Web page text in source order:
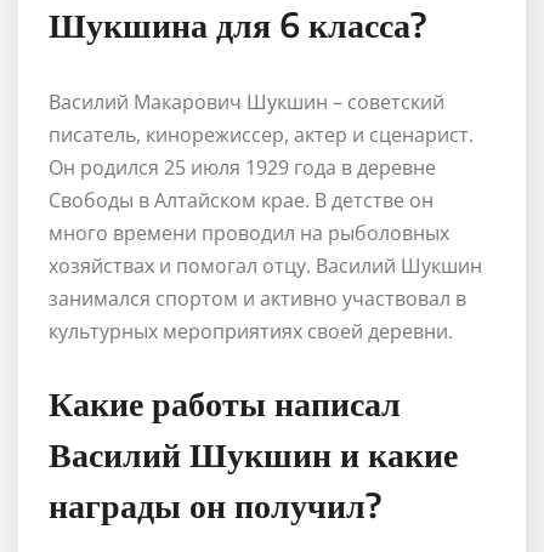
Шукшина для 6 класса?
Василий Макарович Шукшин – советский
писатель, кинорежиссер, актер и сценарист.
Он родился 25 июля 1929 года в деревне
Свободы в Алтайском крае. В детстве он
много времени проводил на рыболовных
хозяйствах и помогал отцу. Василий Шукшин
занимался спортом и активно участвовал в
культурных мероприятиях своей деревни.
Какие работы написал
Василий Шукшин и какие
награды он получил?